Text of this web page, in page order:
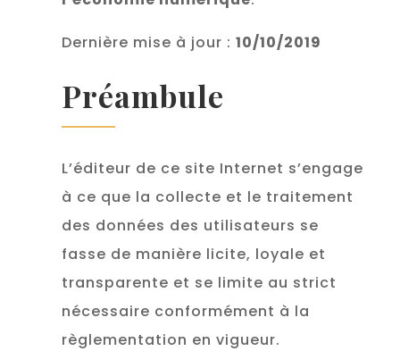
Dernière mise à jour : 10/10/2019
Préambule
L’éditeur de ce site Internet s’engage
à ce que la collecte et le traitement
des données des utilisateurs se
fasse de manière licite, loyale et
transparente et se limite au strict
nécessaire conformément à la
règlementation en vigueur.